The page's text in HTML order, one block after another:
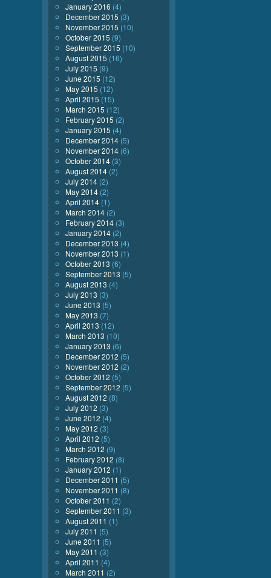
January 2016 (4)
December 2015 (3)
November 2015 (10)
October 2015 (9)
September 2015 (10)
August 2015 (16)
July 2015 (9)
June 2015 (12)
May 2015 (12)
April 2015 (15)
March 2015 (12)
February 2015 (2)
January 2015 (4)
December 2014 (5)
November 2014 (6)
October 2014 (3)
August 2014 (2)
July 2014 (2)
May 2014 (2)
April 2014 (1)
March 2014 (2)
February 2014 (3)
January 2014 (2)
December 2013 (4)
November 2013 (1)
October 2013 (6)
September 2013 (5)
August 2013 (4)
July 2013 (3)
June 2013 (5)
May 2013 (7)
April 2013 (12)
March 2013 (10)
January 2013 (6)
December 2012 (5)
November 2012 (2)
October 2012 (5)
September 2012 (5)
August 2012 (8)
July 2012 (3)
June 2012 (4)
May 2012 (3)
April 2012 (5)
March 2012 (9)
February 2012 (8)
January 2012 (1)
December 2011 (5)
November 2011 (8)
October 2011 (2)
September 2011 (3)
August 2011 (1)
July 2011 (5)
June 2011 (5)
May 2011 (3)
April 2011 (4)
March 2011 (2)